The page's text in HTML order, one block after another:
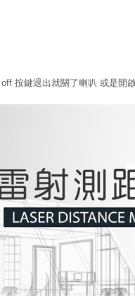
按鍵退出就關了喇叭 或是開